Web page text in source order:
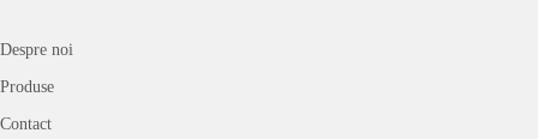
Despre noi
Produse
Contact